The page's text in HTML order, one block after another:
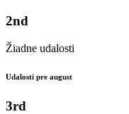
2nd
Žiadne udalosti
Udalosti pre august
3rd